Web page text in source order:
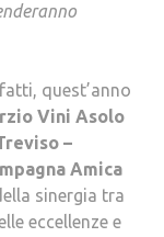
quest’anno
Vini Asolo
–
Amica
sinergia tra
eccellenze e